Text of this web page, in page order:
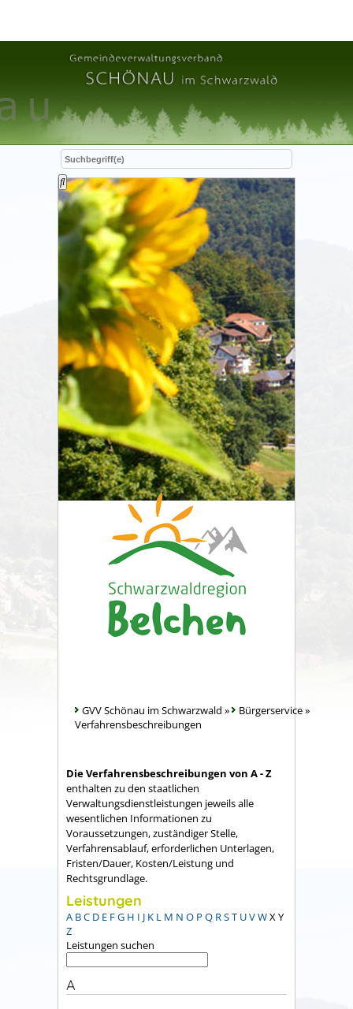
GVV Schönau im Schwarzwald » Bürgerservice»
Verfahrensbeschreibungen
Die Verfahrensbeschreibungen von A - Z
enthalten zu den staatlichen
Verwaltungsdienstleistungen jeweils alle
wesentlichen Informationen zu
Voraussetzungen, zuständiger Stelle,
Verfahrensablauf, erforderlichen Unterlagen,
Fristen/Dauer, Kosten/Leistung und
Rechtsgrundlage.
Leistungen
A BC D E FG H I J K L M N O P Q RST UVWXY
Z
Leistungen suchen
A